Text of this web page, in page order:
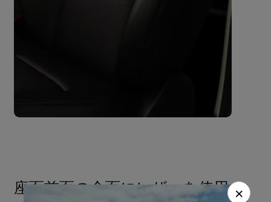
座面前面の全面にレザーを使用 ×